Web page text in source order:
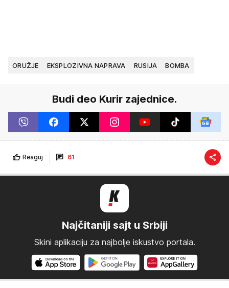
ORUŽJE EKSPLOZIVNA NAPRAVA RUSIJA BOMBA
Budi deo Kurir zajednice.
Reaguj 61
Najčitaniji sajt u Srbiji
Skini aplikaciju za najbolje iskustvo portala.